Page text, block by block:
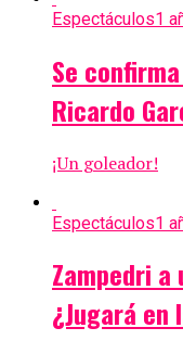
Espectáculos1
Se
Ricardo
¡Un goleador!
Espectáculos1
Zampedri a
¿Jugará en